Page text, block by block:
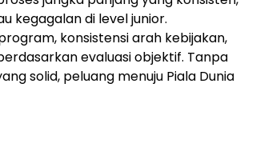
kegagalan di level junior.
konsistensi arah kebijakan,
evaluasi objektif. Tanpa
solid, peluang menuju Piala Dunia